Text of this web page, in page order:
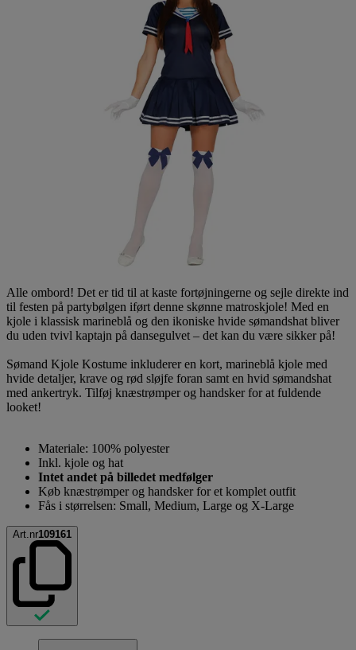
Alle ombord! Det er tid til at kaste fortøjningerne og sejle direkte ind
til festen på partybølgen iført denne skønne matroskjole! Med en
kjole i klassisk marineblå og den ikoniske hvide sømandshat bliver
du uden tvivl kaptajn på dansegulvet – det kan du være sikker på!
Sømand Kjole Kostume inkluderer en kort, marineblå kjole med
hvide detaljer, krave og rød sløjfe foran samt en hvid sømandshat
med ankertryk. Tilføj knæstrømper og handsker for at fuldende
looket!
Materiale: 100% polyester
Inkl. kjole og hat
Intet andet på billedet medfølger
Køb knæstrømper og handsker for et komplet outfit
Fås i størrelsen: Small, Medium, Large og X-Large
Art.nr109161